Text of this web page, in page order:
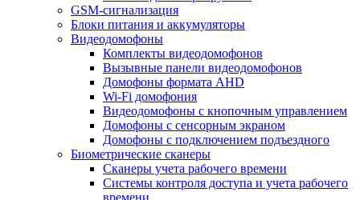
GSM-сигнализация
Блоки питания и аккумуляторы
Видеодомофоны
Комплекты видеодомофонов
Вызывные панели видеодомофонов
Домофоны формата AHD
Wi-Fi домофония
Видеодомофоны с кнопочным управлением
Домофоны с сенсорным экраном
Домофоны с подключением подъездного
Биометрические сканеры
Сканеры учета рабочего времени
Системы контроля доступа и учета рабочего
времени